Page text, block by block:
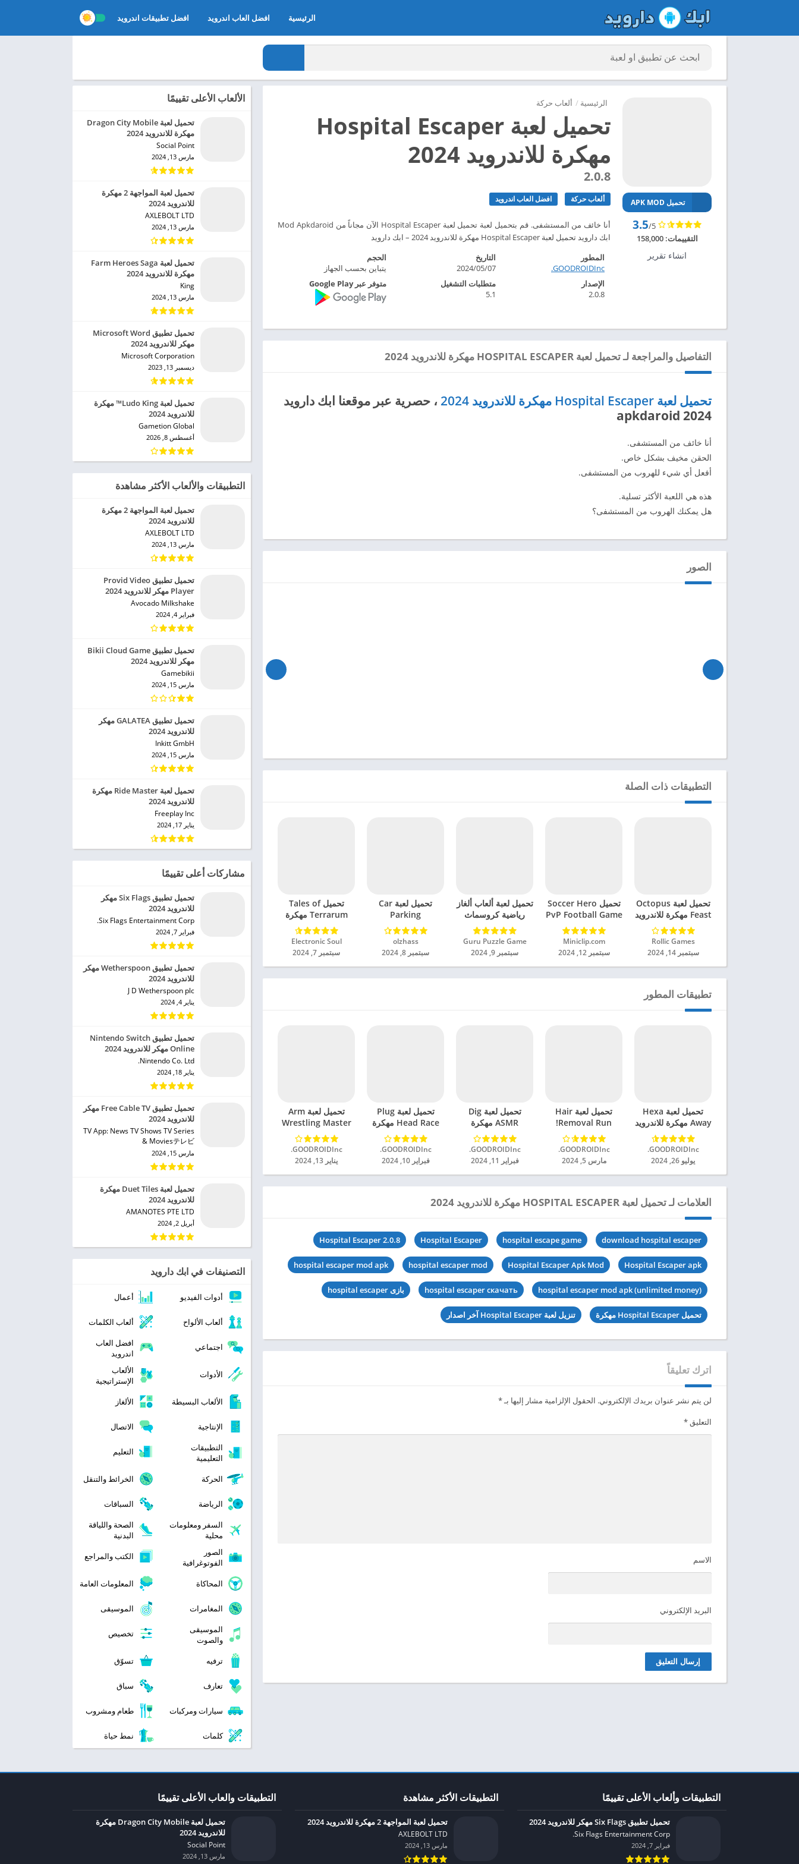
الرئيسية افضل العاب اندرويد افضل تطبيقات اندرويد
الرئيسية / ألعاب حركة
تحميل لعبة Hospital Escaper
مهكرة للاندرويد 2024
2.0.8
ألعاب حركة افضل العاب اندرويد
أنا خائف من المستشفى. قم بتحميل لعبة تحميل لعبة Hospital Escaper الآن مجاناً من Mod Apkdaroid
ابك دارويد تحميل لعبة Hospital Escaper مهكرة للاندرويد 2024 – ابك دارويد
تحميل APK MOD
3.5/5
التقييمات:158,000
انشاء تقرير
المطور
GOODROIDInc.‏
التاريخ
2024/05/07
الحجم
يتباين بحسب الجهاز
الإصدار
2.0.8
متطلبات التشغيل
5.1
متوفر عبر Google Play
التفاصيل والمراجعة لـ تحميل لعبة HOSPITAL ESCAPER مهكرة للاندرويد 2024
تحميل لعبة Hospital Escaper مهكرة للاندرويد 2024
، حصرية عبر موقعنا ابك دارويد
2024 apkdaroid
أنا خائف من المستشفى.
الحقن مخيف بشكل خاص.
أفعل أي شيء للهروب من المستشفى.
هذه هي اللعبة الأكثر تسلية.
هل يمكنك الهروب من المستشفى؟
الصور
التطبيقات ذات الصلة
تحميل لعبة Octopus
Feast مهكرة للاندرويد
2024
Rollic Games‏
سبتمبر 14, 2024
تحميل Soccer Hero
PvP Football Game
مهكرة للاندرويد 2024
Miniclip.com‏
سبتمبر 12, 2024
تحميل لعبة ألعاب ألغاز
رياضية كروسماث
مهكرة للاندرويد 2024
Guru Puzzle Game‏
سبتمبر 9, 2024
تحميل لعبة Car
Parking
Multiplayer 2
مهكرة للاندرويد 2024
olzhass‏
سبتمبر 8, 2024
تحميل Tales of
Terrarum مهكرة
للاندرويد 2024
Electronic Soul‏
سبتمبر 7, 2024
تطبيقات المطور
تحميل لعبة Hexa
Away مهكرة للاندرويد
2024
GOODROIDInc.‏
يوليو 26, 2024
تحميل لعبة Hair
Removal Run!
مهكرة للاندرويد 2024
GOODROIDInc.‏
مارس 5, 2024
تحميل لعبة Dig
ASMR مهكرة
للاندرويد 2024
GOODROIDInc.‏
فبراير 11, 2024
تحميل لعبة Plug
Head Race مهكرة
للاندرويد 2024
GOODROIDInc.‏
فبراير 10, 2024
تحميل لعبة Arm
Wrestling Master
مهكرة للاندرويد 2024
GOODROIDInc.‏
يناير 13, 2024
العلامات لـ تحميل لعبة HOSPITAL ESCAPER مهكرة للاندرويد 2024
download hospital escaper
hospital escape game
Hospital Escaper
Hospital Escaper 2.0.8
Hospital Escaper apk
Hospital Escaper Apk Mod
hospital escaper mod
hospital escaper mod apk
hospital escaper mod apk (unlimited money)
hospital escaper скачать بازی hospital escaper
تحميل Hospital Escaper مهكرة تنزيل لعبة Hospital Escaper آخر اصدار
اترك تعليقاً
لن يتم نشر عنوان بريدك الإلكتروني. الحقول الإلزامية مشار إليها بـ*
التعليق*
الاسم
البريد الإلكتروني
الألعاب الأعلى تقييمًا
تحميل لعبة Dragon City Mobile
مهكرة للاندرويد 2024
Social Point‏
مارس 13, 2024
تحميل لعبة المواجهة 2 مهكرة
للاندرويد 2024
AXLEBOLT LTD‏
مارس 13, 2024
تحميل لعبة Farm Heroes Saga
مهكرة للاندرويد 2024
King‏
مارس 13, 2024
تحميل تطبيق Microsoft Word
مهكر للاندرويد 2024
Microsoft Corporation‏
ديسمبر 13, 2023
تحميل لعبة Ludo King™ مهكرة
للاندرويد 2024
Gametion Global‏
أغسطس 8, 2026
التطبيقات والألعاب الأكثر مشاهدة
تحميل لعبة المواجهة 2 مهكرة
للاندرويد 2024
AXLEBOLT LTD‏
مارس 13, 2024
تحميل تطبيق Provid Video
Player مهكر للاندرويد 2024
Avocado Milkshake‏
فبراير 4, 2024
تحميل تطبيق Bikii Cloud Game
مهكر للاندرويد 2024
Gamebikii‏
مارس 15, 2024
تحميل تطبيق GALATEA مهكر
للاندرويد 2024
Inkitt GmbH‏
مارس 15, 2024
تحميل لعبة Ride Master مهكرة
للاندرويد 2024
Freeplay Inc‏
يناير 17, 2024
مشاركات أعلى تقييمًا
تحميل تطبيق Six Flags مهكر
للاندرويد 2024
Six Flags Entertainment Corp.‏
فبراير 7, 2024
تحميل تطبيق Wetherspoon مهكر
للاندرويد 2024
J D Wetherspoon plc‏
يناير 4, 2024
تحميل تطبيق Nintendo Switch
Online مهكر للاندرويد 2024
Nintendo Co. Ltd.‏
يناير 18, 2024
تحميل تطبيق Free Cable TV مهكر
للاندرويد 2024
TV App: News TV Shows TV Series
& Moviesテレビ‏
مارس 15, 2024
تحميل لعبة Duet Tiles مهكرة
للاندرويد 2024
AMANOTES PTE LTD‏
أبريل 2, 2024
التصنيفات في ابك دارويد
أدوات الفيديو أعمال
ألعاب الألواح ألعاب الكلمات
اجتماعي
افضل العاب
اندرويد
الأدوات
الألعاب
الإستراتيجية
الألعاب البسيطة
الألغاز
الإنتاجية
الاتصال
التطبيقات
التعليمية
التعليم
الحركة الخرائط والتنقل
الرياضة
السباقات
السفر ومعلومات
محلية
الصحة واللياقة
البدنية
الصور
الفوتوغرافية
الكتب والمراجع
المحاكاة المعلومات العامة
المغامرات
الموسيقى
الموسيقى
والصوت
تخصيص
ترفيه تسوّق
تعارف سباق
سيارات ومركبات طعام ومشروب
كلمات نمط حياة
التطبيقات والعاب الأعلى تقييمًا
تحميل لعبة Dragon City Mobile مهكرة
للاندرويد 2024
Social Point‏
مارس 13, 2024
التطبيقات الأكثر مشاهدة
تحميل لعبة المواجهة 2 مهكرة للاندرويد 2024
AXLEBOLT LTD‏
مارس 13, 2024
التطبيقات وألعاب الأعلى تقييمًا
تحميل تطبيق Six Flags مهكر للاندرويد 2024
Six Flags Entertainment Corp.‏
فبراير 7, 2024